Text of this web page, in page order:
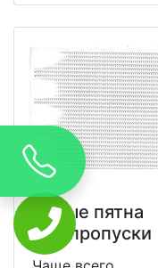
Белые пятна
или пропуски